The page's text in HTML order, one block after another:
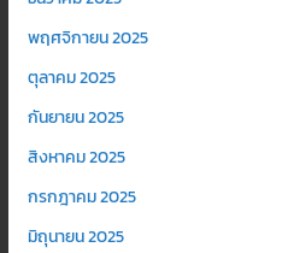
พฤศจิกายน 2025
ตุลาคม 2025
กันยายน 2025
สิงหาคม 2025
กรกฎาคม 2025
มิถุนายน 2025